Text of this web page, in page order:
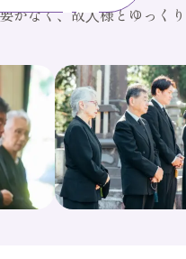
なく、故⼈様とゆっくり